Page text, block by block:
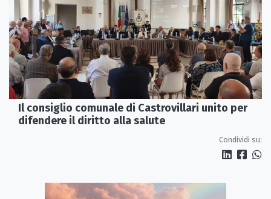
Il consiglio comunale di Castrovillari unito per
difendere il diritto alla salute
Condividi su: